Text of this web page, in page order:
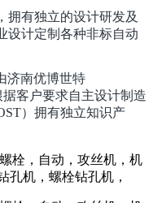
拥有独立的设计研发及
设计定制各种非标自动
济南优博世特
客户要求自主设计制造
）拥有独立知识产